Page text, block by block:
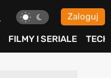
Zaloguj
FILMY I SERIALE TECH